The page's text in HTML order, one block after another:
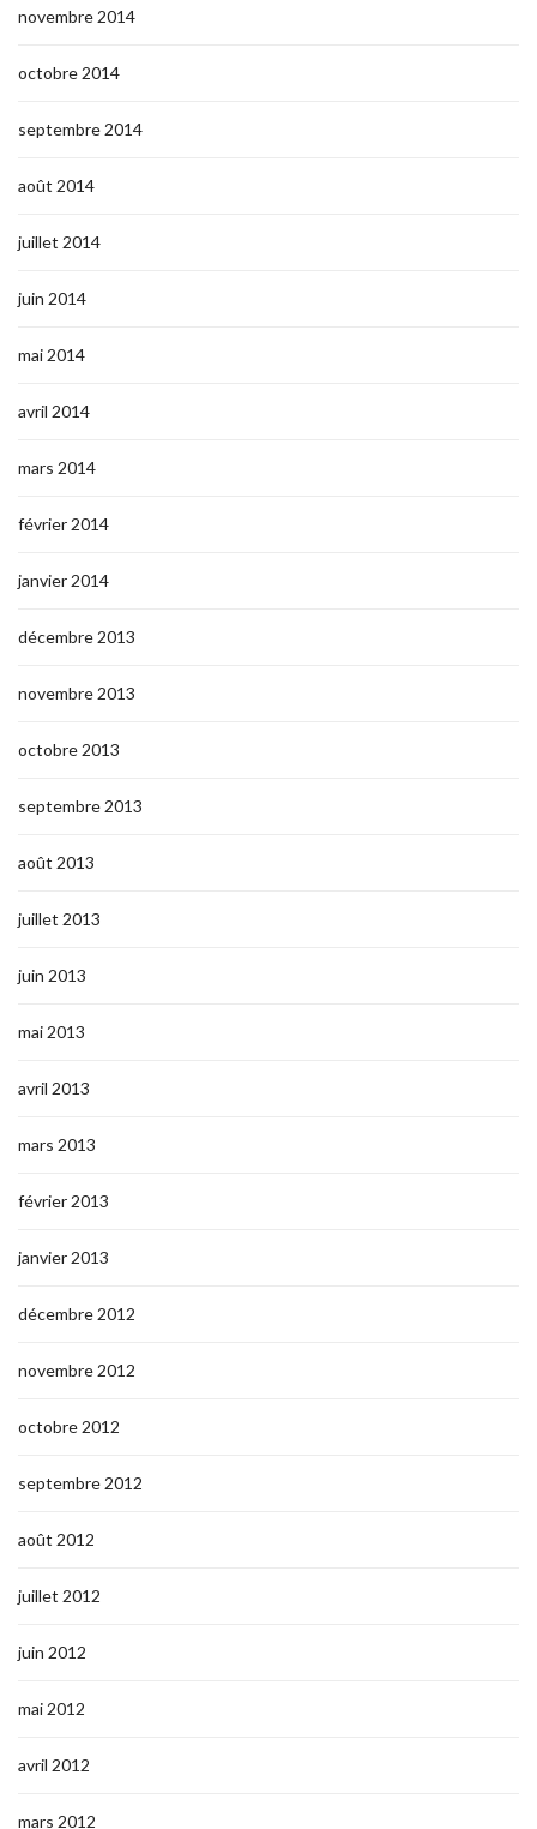
novembre 2014
octobre 2014
septembre 2014
août 2014
juillet 2014
juin 2014
mai 2014
avril 2014
mars 2014
février 2014
janvier 2014
décembre 2013
novembre 2013
octobre 2013
septembre 2013
août 2013
juillet 2013
juin 2013
mai 2013
avril 2013
mars 2013
février 2013
janvier 2013
décembre 2012
novembre 2012
octobre 2012
septembre 2012
août 2012
juillet 2012
juin 2012
mai 2012
avril 2012
mars 2012